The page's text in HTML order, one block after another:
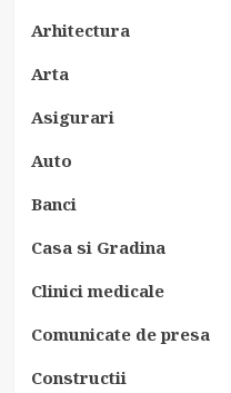
Arhitectura
Arta
Asigurari
Auto
Banci
Casa si Gradina
Clinici medicale
Comunicate de presa
Constructii